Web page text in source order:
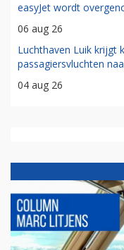
easyJet wordt
06 aug 26
Luchthaven Luik krijgt
passagiersvluchten
04 aug 26